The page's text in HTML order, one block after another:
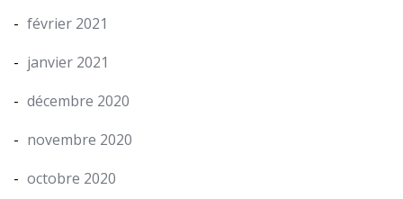
février 2021
janvier 2021
décembre 2020
novembre 2020
octobre 2020